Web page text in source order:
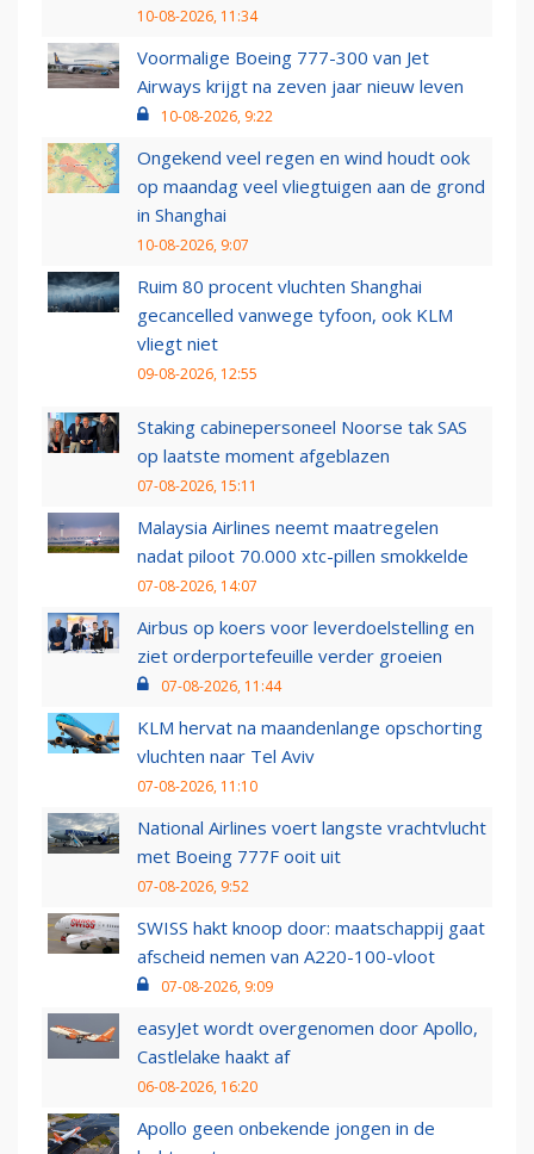
10-08-2026, 11:34
Voormalige Boeing 777-300 van Jet
Airways krijgt na zeven jaar nieuw leven
10-08-2026, 9:22
Ongekend veel regen en wind houdt ook
op maandag veel vliegtuigen aan de grond
in Shanghai
10-08-2026, 9:07
Ruim 80 procent vluchten Shanghai
gecancelled vanwege tyfoon, ook KLM
vliegt niet
09-08-2026, 12:55
Staking cabinepersoneel Noorse tak SAS
op laatste moment afgeblazen
07-08-2026, 15:11
Malaysia Airlines neemt maatregelen
nadat piloot 70.000 xtc-pillen smokkelde
07-08-2026, 14:07
Airbus op koers voor leverdoelstelling en
ziet orderportefeuille verder groeien
07-08-2026, 11:44
KLM hervat na maandenlange opschorting
vluchten naar Tel Aviv
07-08-2026, 11:10
National Airlines voert langste vrachtvlucht
met Boeing 777F ooit uit
07-08-2026, 9:52
SWISS hakt knoop door: maatschappij gaat
afscheid nemen van A220-100-vloot
07-08-2026, 9:09
easyJet wordt overgenomen door Apollo,
Castlelake haakt af
06-08-2026, 16:20
Apollo geen onbekende jongen in de